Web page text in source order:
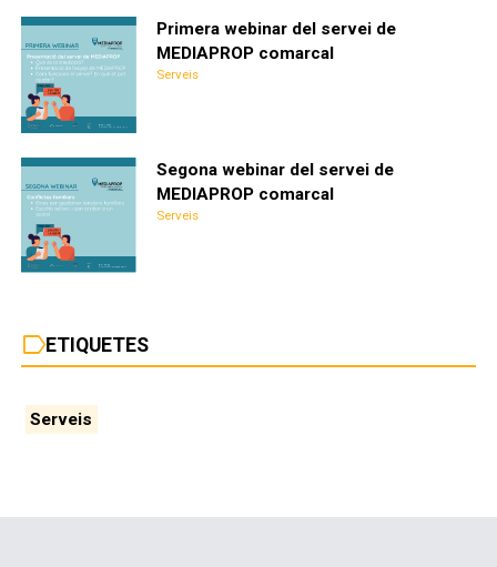
Primera webinar del servei de
MEDIAPROP comarcal
Serveis
Segona webinar del servei de
MEDIAPROP comarcal
Serveis
labelETIQUETES
Serveis